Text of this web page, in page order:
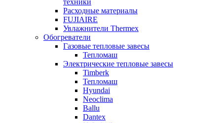
техники
Расходные материалы
FUJIAIRE
Увлажнители Thermex
Обогреватели
Газовые тепловые завесы
Тепломаш
Электрические тепловые завесы
Timberk
Тепломаш
Hyundai
Neoclima
Ballu
Dantex